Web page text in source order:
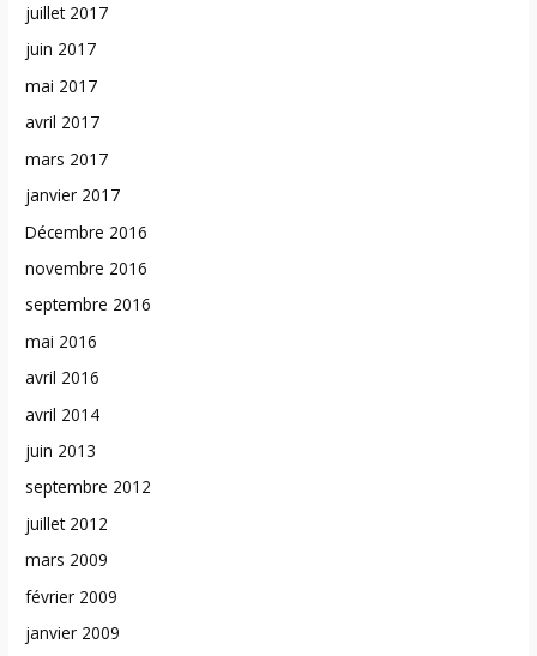
juillet 2017
juin 2017
mai 2017
avril 2017
mars 2017
janvier 2017
Décembre 2016
novembre 2016
septembre 2016
mai 2016
avril 2016
avril 2014
juin 2013
septembre 2012
juillet 2012
mars 2009
février 2009
janvier 2009